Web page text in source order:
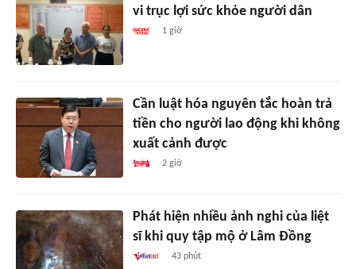
vi trục lợi sức khỏe người dân
1 giờ
Cần luật hóa nguyên tắc hoàn trả
tiền cho người lao động khi không
xuất cảnh được
2 giờ
Phát hiện nhiều ảnh nghi của liệt
sĩ khi quy tập mộ ở Lâm Đồng
43 phút